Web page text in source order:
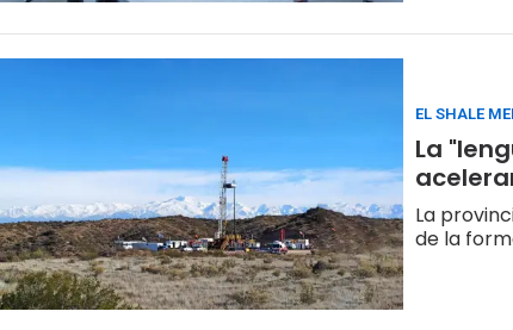
EL SHALE
La
La
de la